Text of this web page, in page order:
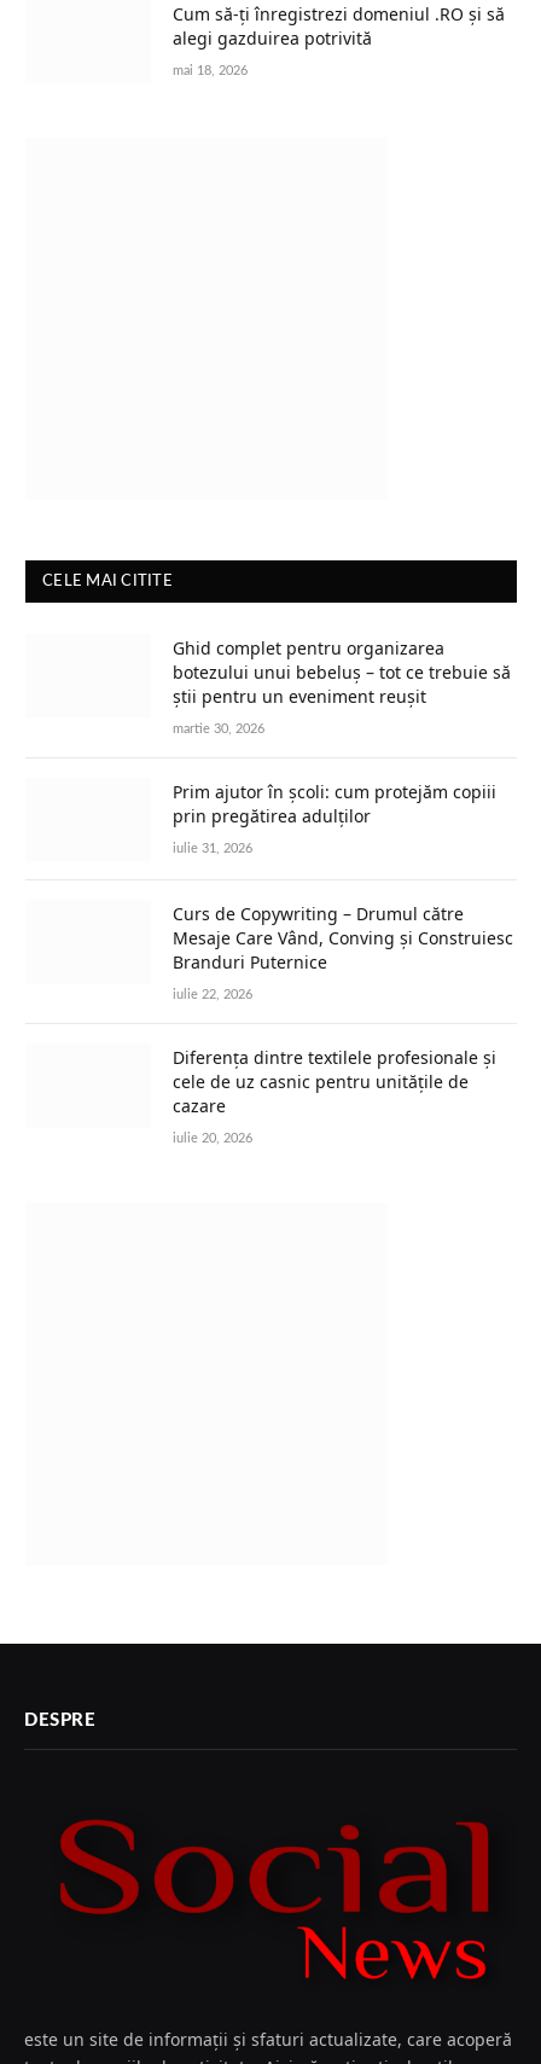
Cum să-ți înregistrezi domeniul .RO și să
alegi gazduirea potrivită
mai 18, 2026
CELE MAI CITITE
Ghid complet pentru organizarea
botezului unui bebeluș – tot ce trebuie să
știi pentru un eveniment reușit
martie 30, 2026
Prim ajutor în școli: cum protejăm copiii
prin pregătirea adulților
iulie 31, 2026
Curs de Copywriting – Drumul către
Mesaje Care Vând, Conving și Construiesc
Branduri Puternice
iulie 22, 2026
Diferența dintre textilele profesionale și
cele de uz casnic pentru unitățile de
cazare
iulie 20, 2026
DESPRE
este un site de informații și sfaturi actualizate, care acoperă